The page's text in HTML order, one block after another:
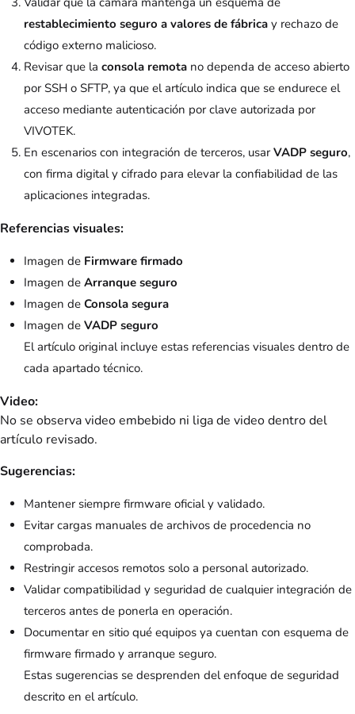
restablecimiento seguro a valores de fábrica y rechazo de
código externo malicioso.
Revisar que la consola remota no dependa de acceso abierto
por SSH o SFTP, ya que el artículo indica que se endurece el
acceso mediante autenticación por clave autorizada por
VIVOTEK.
En escenarios con integración de terceros, usar VADP seguro,
con firma digital y cifrado para elevar la confiabilidad de las
aplicaciones integradas.
Referencias visuales:
Imagen de Firmware firmado
Imagen de Arranque seguro
Imagen de Consola segura
Imagen de VADP seguro
El artículo original incluye estas referencias visuales dentro de
cada apartado técnico.
Video:
No se observa video embebido ni liga de video dentro del
artículo revisado.
Sugerencias:
Mantener siempre firmware oficial y validado.
Evitar cargas manuales de archivos de procedencia no
comprobada.
Restringir accesos remotos solo a personal autorizado.
Validar compatibilidad y seguridad de cualquier integración de
terceros antes de ponerla en operación.
Documentar en sitio qué equipos ya cuentan con esquema de
firmware firmado y arranque seguro.
Estas sugerencias se desprenden del enfoque de seguridad
descrito en el artículo.